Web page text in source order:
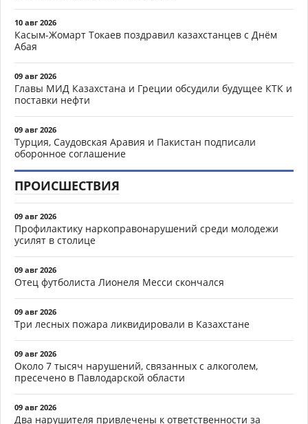
10 авг 2026
Касым-Жомарт Токаев поздравил казахстанцев с Днём
Абая
09 авг 2026
Главы МИД Казахстана и Греции обсудили будущее КТК и
поставки нефти
09 авг 2026
Турция, Саудовская Аравия и Пакистан подписали
оборонное соглашение
ПРОИСШЕСТВИЯ
09 авг 2026
Профилактику наркоправонарушений среди молодежи
усилят в столице
09 авг 2026
Отец футболиста Лионеля Месси скончался
09 авг 2026
Три лесных пожара ликвидировали в Казахстане
09 авг 2026
Около 7 тысяч нарушений, связанных с алкоголем,
пресечено в Павлодарской области
09 авг 2026
Два нарушителя привлечены к ответственности за